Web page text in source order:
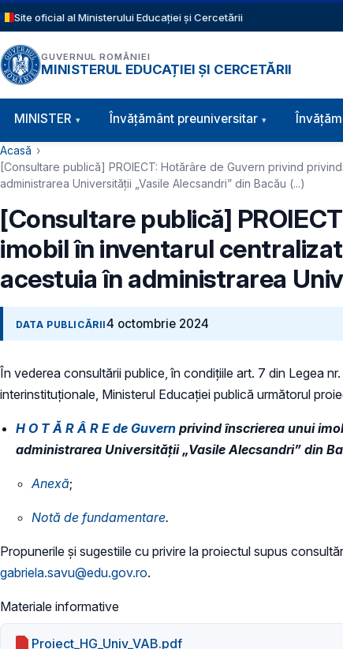
Sari la conținutul principal
Site oficial al Ministerului Educației și Cercetării
GUVERNUL ROMÂNIEI
MINISTERUL EDUCAȚIEI ȘI CERCETĂRII
Navigație principală
MINISTER Învăţământ preuniversitar
Cale de navigare
Acasă
[Consultare publică] PROIECT: Hotărâre de Guvern privind
administrarea Universității „Vasile Alecsandri” din Bacău (...)
[Consultare publică]
imobil în inventarul
acestuia în administrarea
DATA PUBLICĂRII4 octombrie 2024
În vederea consultării publice, în condiţiile art. 7 din Legea
interinstituționale, Ministerul Educaţiei publică următorul
H O T Ă R Â R E​ de Guvern privind înscrierea unui
administrarea Universității „Vasile Alecsandri” din
Anexă;
Notă de fundamentare.
Propunerile și sugestiile cu privire la proiectul supus
gabriela.savu@edu.gov.ro.
Materiale informative
Proiect_HG_Univ_VAB.pdf